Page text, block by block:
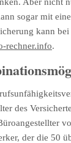
sogar mit
kann
rechner.info.
des
der die 50